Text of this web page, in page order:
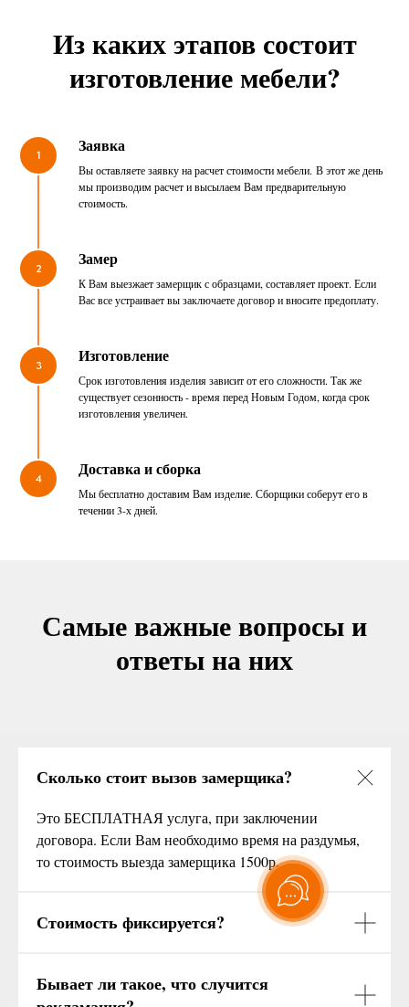
Из каких этапов состоит
изготовление мебели?
1 Заявка
Вы оставляете заявку на расчет стоимости мебели. В этот же день
мы производим расчет и высылаем Вам предварительную
стоимость.
2 Замер
К Вам выезжает замерщик с образцами, составляет проект. Если
Вас все устраивает вы заключаете договор и вносите предоплату.
3 Изготовление
Срок изготовления изделия зависит от его сложности. Так же
существует сезонность - время перед Новым Годом, когда срок
изготовления увеличен.
4 Доставка и сборка
Мы бесплатно доставим Вам изделие. Сборщики соберут его в
течении 3-х дней.
Самые важные вопросы и
ответы на них
Сколько стоит вызов замерщика?
Это БЕСПЛАТНАЯ услуга, при заключении
договора. Если Вам необходимо время на раздумья,
то стоимость выезда замерщика 1500р.
Стоимость фиксируется?
Бывает ли такое, что случится